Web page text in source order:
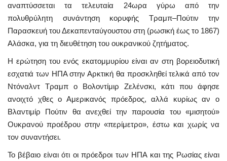
αναπτύσσεται τα τελευταία 24ωρα γύρω από την
πολυθρύλητη συνάντηση κορυφής Τραμπ–Πούτιν την
Παρασκευή του Δεκαπενταύγουστου στη (ρωσική έως το 1867)
Αλάσκα, για τη διευθέτηση του ουκρανικού ζητήματος.
Η ερώτηση του ενός εκατομμυρίου είναι αν στη βορειοδυτική
εσχατιά των ΗΠΑ στην Αρκτική θα προσκληθεί τελικά από τον
Ντόναλντ Τραμπ ο Βολοντίμιρ Ζελένσκι, κάτι που άφησε
ανοιχτό χθες ο Αμερικανός πρόεδρος, αλλά κυρίως αν ο
Βλαντιμίρ Πούτιν θα ανεχθεί την παρουσία του «μισητού»
Ουκρανού προέδρου στην «περίμετρο», έστω και χωρίς να
τον συναντήσει.
Το βέβαιο είναι ότι οι πρόεδροι των ΗΠΑ και της Ρωσίας είναι